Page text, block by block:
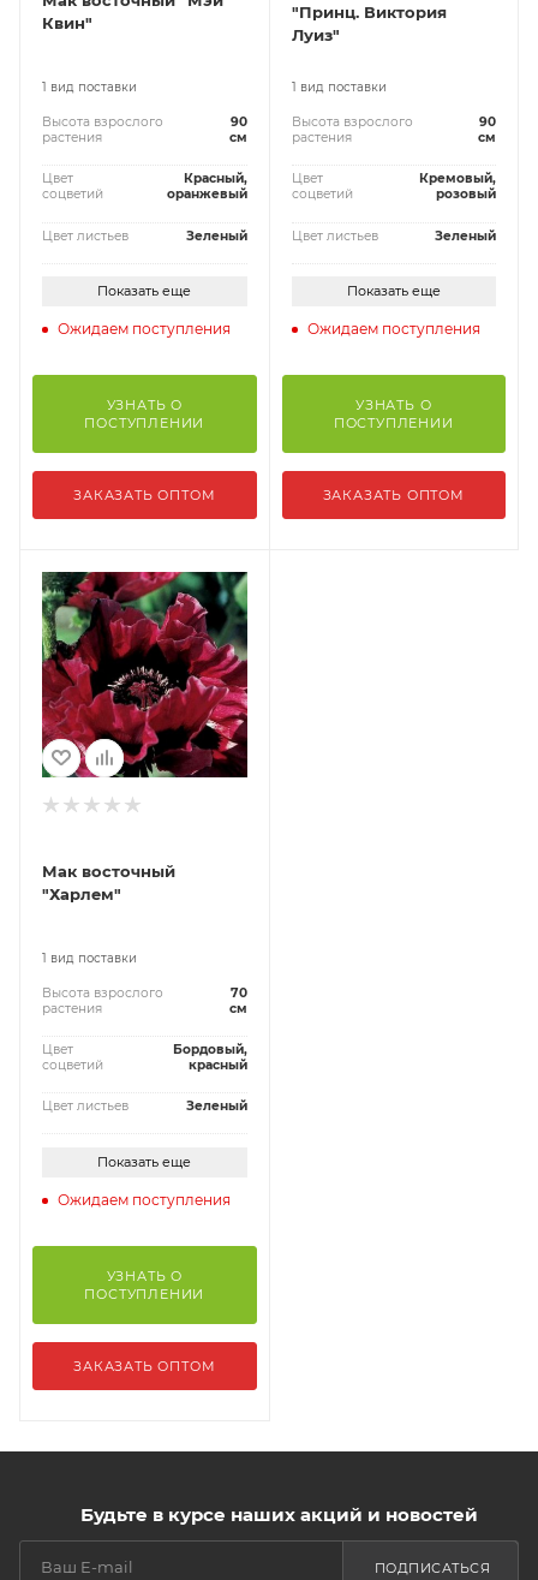
Квин"
1 вид поставки
Высота взрослого
растения
90
см
Цвет
соцветий
Красный,
оранжевый
Цвет листьев Зеленый
Показать еще
Ожидаем поступления
УЗНАТЬ О
ПОСТУПЛЕНИИ
ЗАКАЗАТЬ ОПТОМ
"Принц. Виктория
Луиз"
1 вид поставки
Высота взрослого
растения
90
см
Цвет
соцветий
Кремовый,
розовый
Цвет листьев Зеленый
Показать еще
Ожидаем поступления
УЗНАТЬ О
ПОСТУПЛЕНИИ
ЗАКАЗАТЬ ОПТОМ
Мак восточный
"Харлем"
1 вид поставки
Высота взрослого
растения
70
см
Цвет
соцветий
Бордовый,
красный
Цвет листьев Зеленый
Показать еще
Ожидаем поступления
УЗНАТЬ О
ПОСТУПЛЕНИИ
ЗАКАЗАТЬ ОПТОМ
Будьте в курсе наших акций и новостей
ПОДПИСАТЬСЯ